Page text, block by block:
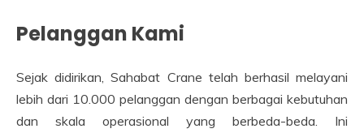
Pelanggan Kami
Sejak didirikan, Sahabat Crane telah berhasil melayani
lebih dari 10.000 pelanggan dengan berbagai kebutuhan
dan skala operasional yang berbeda-beda. Ini